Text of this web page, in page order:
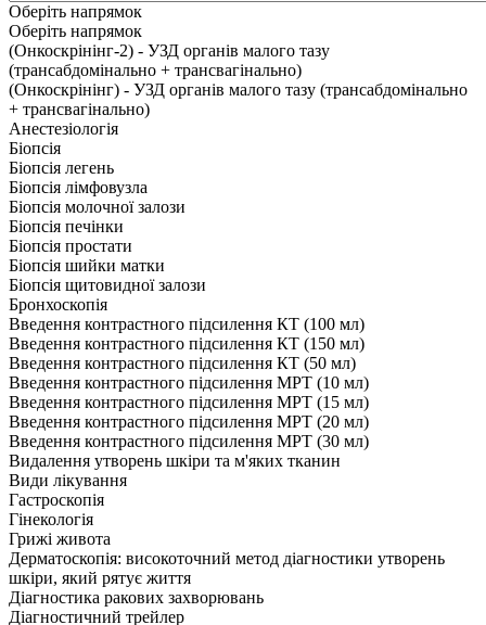
Оберіть напрямок
Оберіть напрямок
(Онкоскрінінг-2) - УЗД органів малого тазу
(трансабдомінально + трансвагінально)
(Онкоскрінінг) - УЗД органів малого тазу (трансабдомінально
+ трансвагінально)
Анестезіологія
Біопсія
Біопсія легень
Біопсія лімфовузла
Біопсія молочної залози
Біопсія печінки
Біопсія простати
Біопсія шийки матки
Біопсія щитовидної залози
Бронхоскопія
Введення контрастного підсилення КТ (100 мл)
Введення контрастного підсилення КТ (150 мл)
Введення контрастного підсилення КТ (50 мл)
Введення контрастного підсилення МРТ (10 мл)
Введення контрастного підсилення МРТ (15 мл)
Введення контрастного підсилення МРТ (20 мл)
Введення контрастного підсилення МРТ (30 мл)
Видалення утворень шкіри та м'яких тканин
Види лікування
Гастроскопія
Гінекологія
Грижі живота
Дерматоскопія: високоточний метод діагностики утворень
шкіри, який рятує життя
Діагностика ракових захворювань
Діагностичний трейлер